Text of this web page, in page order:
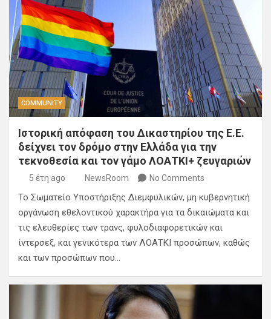
COMMUNITY
Ιστορική απόφαση του Δικαστηρίου της Ε.Ε.
δείχνει τον δρόμο στην Ελλάδα για την
τεκνοθεσία και τον γάμο ΛΟΑΤΚΙ+ ζευγαριών
5 έτη ago NewsRoom No Comments
Το Σωματείο Υποστήριξης Διεμφυλικών, μη κυβερνητική
οργάνωση εθελοντικού χαρακτήρα για τα δικαιώματα και
τις ελευθερίες των τρανς, φυλοδιαφορετικών και
ίντερσεξ, και γενικότερα των ΛΟΑΤΚΙ προσώπων, καθώς
και των προσώπων που…